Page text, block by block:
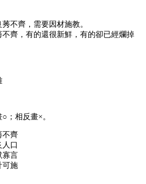
不齊，需要因材施教。
齊，有的還很新鮮，有的卻已經爛掉
；相反畫×。
齊
口
寡言
可施